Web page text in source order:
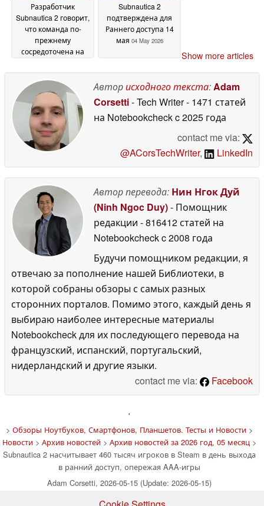
Разработчик
Subnautica 2 говорит,
что команда по-
прежнему
сосредоточена на
несмотря на
трудности07 May 2026
Subnautica 2
подтверждена для
Раннего доступа 14
мая 04 May 2026
Show more articles
Авторисходного текста:Adam
Corsetti- Tech Writer- 1471 статей
на Notebookcheckc 2025 года
contact me via:
@ACorsTechWriter, LinkedIn
Автор перевода: Нин Нгок Дуй
(Ninh Ngoc Duy)- Помощник
редакции - 816412 статей на
Notebookcheckc 2008 года
Будучи помощником редакции, я
отвечаю за пополнение нашей Библиотеки, в
которой собраны обзоры с самых разных
сторонних порталов. Помимо этого, каждый день я
выбираю наиболее интересные материалы
Notebookcheck для их последующего перевода на
французский, испанский, португальский,
нидерландский и другие языки.
contact me via:
Facebook
'
> Обзоры Ноутбуков, Смартфонов, Планшетов. Тесты и Новости>
Новости> Архив новостей> Архив новостей за 2026 год, 05 месяц>
Subnautica 2 насчитывает 460 тысяч игроков в Steam в день выхода
в ранний доступ, опережая AAA-игры
Adam Corsetti, 2026-05-15 (Update: 2026-05-15)